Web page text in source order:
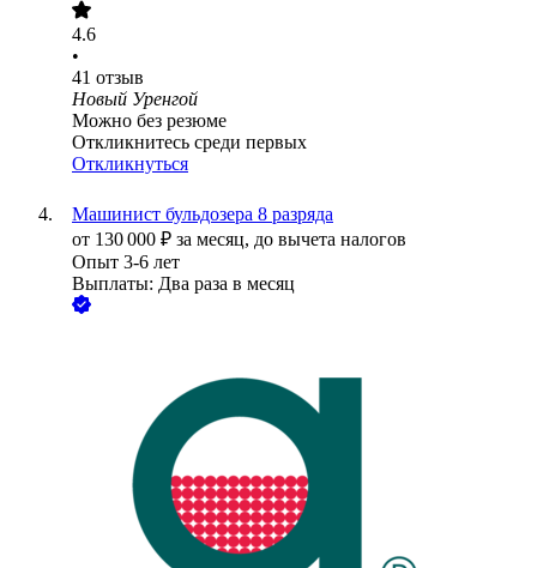
4.6
•
41 отзыв
Новый Уренгой
Можно без резюме
Откликнитесь среди первых
Откликнуться
Машинист бульдозера 8 разряда
от 130 000 ₽ за месяц, до вычета налогов
Опыт 3-6 лет
Выплаты: Два раза в месяц